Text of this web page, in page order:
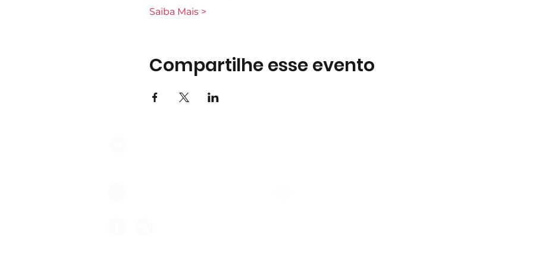
Saiba Mais >
Compartilhe esse evento